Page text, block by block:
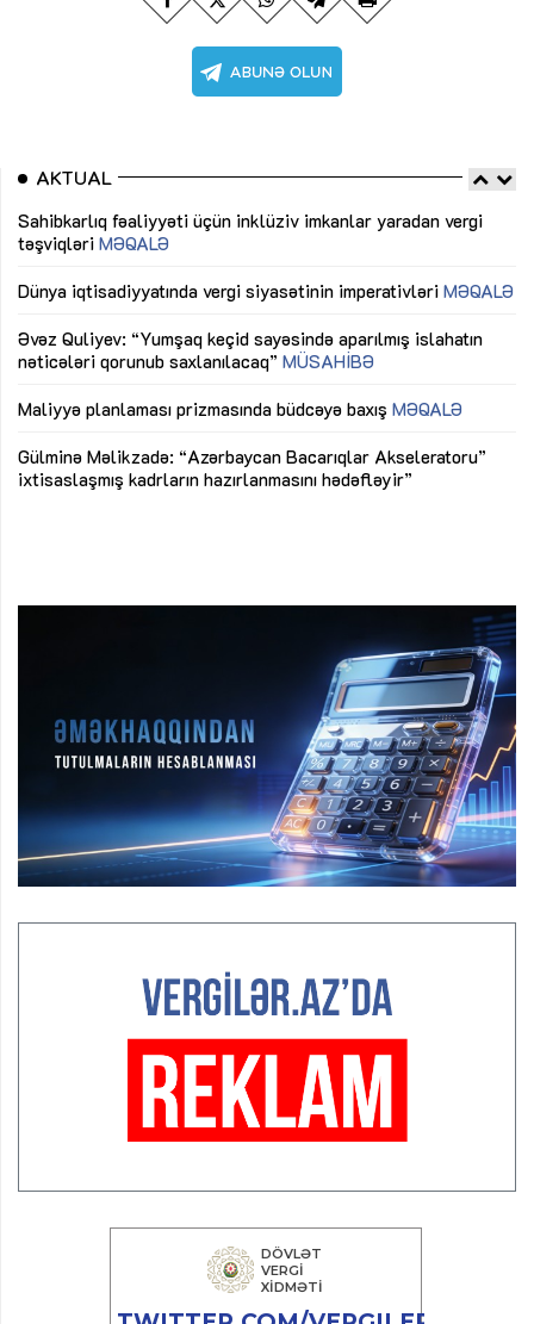
AKTUAL
Sahibkarlıq fəaliyyəti üçün inklüziv imkanlar yaradan vergi
təşviqləri MƏQALƏ
Dünya iqtisadiyyatında vergi siyasətinin imperativləri MƏQALƏ
Əvəz Quliyev: “Yumşaq keçid sayəsində aparılmış islahatın
nəticələri qorunub saxlanılacaq” MÜSAHİBƏ
Maliyyə planlaması prizmasında büdcəyə baxış MƏQALƏ
Gülminə Məlikzadə: “Azərbaycan Bacarıqlar Akseleratoru”
ixtisaslaşmış kadrların hazırlanmasını hədəfləyir”